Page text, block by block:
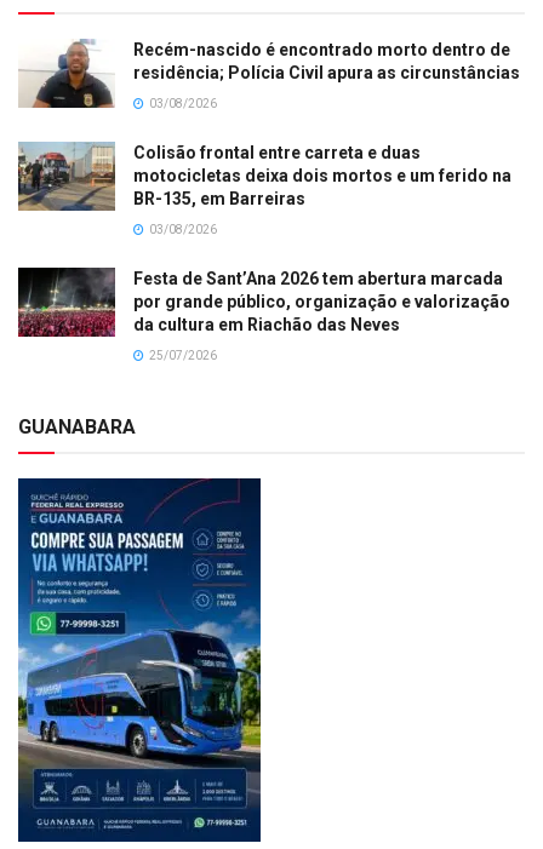
Recém-nascido é encontrado morto dentro de
residência; Polícia Civil apura as circunstâncias
03/08/2026
Colisão frontal entre carreta e duas
motocicletas deixa dois mortos e um ferido na
BR-135, em Barreiras
03/08/2026
Festa de Sant’Ana 2026 tem abertura marcada
por grande público, organização e valorização
da cultura em Riachão das Neves
25/07/2026
GUANABARA